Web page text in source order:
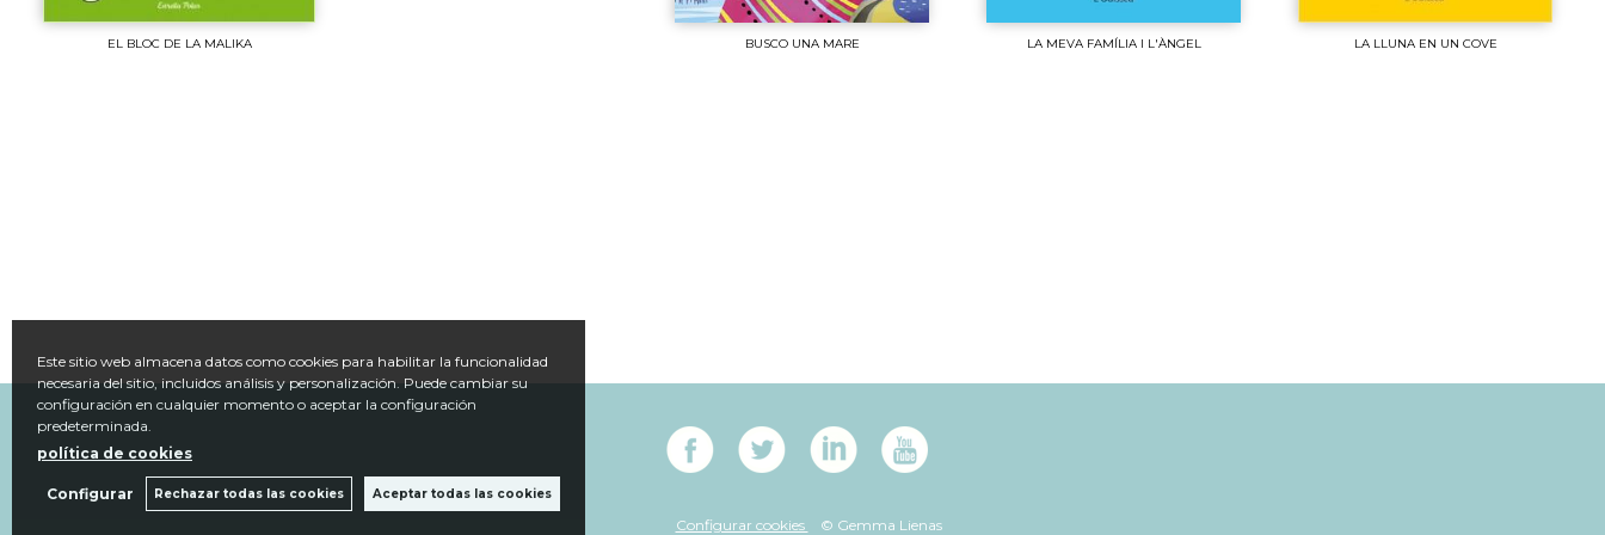
EL BLOC DE LA MALIKA BUSCO UNA MARE LA MEVA FAMÍLIA I L'ÀNGEL LA LLUNA EN UN COVE
Configurar cookies © Gemma Lienas
Este sitio web almacena datos como cookies para habilitar la funcionalidad
necesaria del sitio, incluidos análisis y personalización. Puede cambiar su
configuración en cualquier momento o aceptar la configuración
predeterminada.
política de cookies
Configurar Rechazar todas las cookies Aceptar todas las cookies